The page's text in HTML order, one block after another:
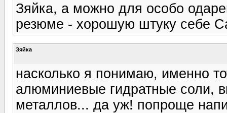
Зяйка, а можно для особо
резюме - хорошую штуку себе
Зяйка
насколько я понимаю, именно
алюминиевые гидратные соли,
металлов... да уж! попроще